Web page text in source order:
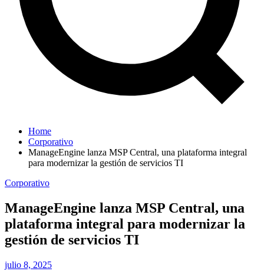
Home
Corporativo
ManageEngine lanza MSP Central, una plataforma integral
para modernizar la gestión de servicios TI
Corporativo
ManageEngine lanza MSP Central, una
plataforma integral para modernizar la
gestión de servicios TI
julio 8, 2025